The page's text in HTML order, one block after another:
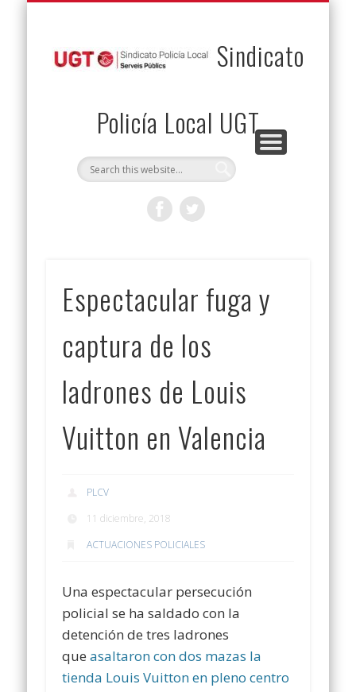
Sindicato
Policía Local UGT
Espectacular fuga y
captura de los
ladrones de Louis
Vuitton en Valencia
PLCV
11 diciembre, 2018
ACTUACIONES POLICIALES
Una espectacular persecución
policial se ha saldado con la
detención de tres ladrones
queasaltaron con dos mazas la
tienda Louis Vuitton en pleno centro